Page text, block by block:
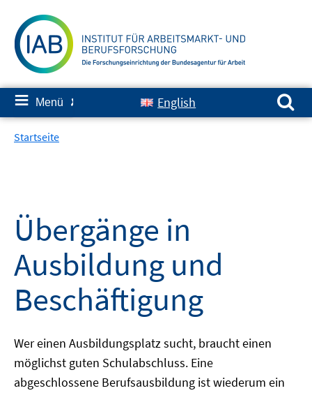
zum
Inhalt
≡ Menü ✘ English
Suchen nach:
Startseite
Übergänge in
Ausbildung und
Beschäftigung
Wer einen Ausbildungsplatz sucht, braucht einen
möglichst guten Schulabschluss. Eine
abgeschlossene Berufsausbildung ist wiederum ein